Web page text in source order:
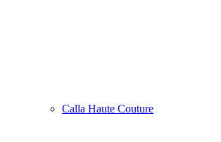
Calla Haute Couture